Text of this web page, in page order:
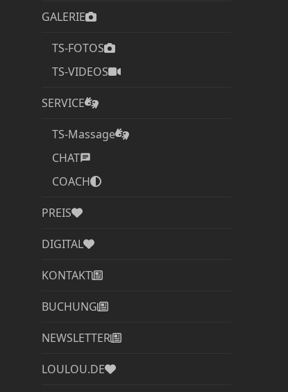
GALERIE
TS-FOTOS
TS-VIDEOS
SERVICE
TS-Massage
CHAT
COACH
PREIS
DIGITAL
KONTAKT
BUCHUNG
NEWSLETTER
LOULOU.DE